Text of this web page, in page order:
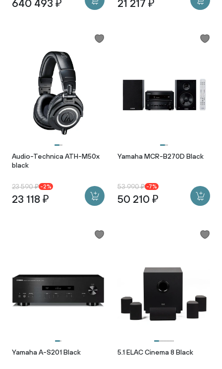
640 493 ₽ 21 217 ₽
Audio-Technica ATH-M50x
black
23 590 ₽ -2%
23 118 ₽
Yamaha MCR-B270D Black
53 990 ₽ -7%
50 210 ₽
Yamaha A-S201 Black 5.1 ELAC Cinema 8 Black